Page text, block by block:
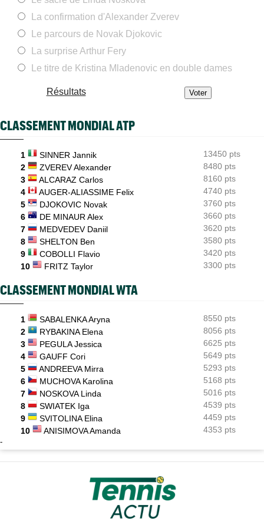
WTA - Toronto
ATP / WTA
Tous les résultats de ce mercredi 5 août 2026 et de la nuit
Les galères continuent pour Sebastian Korda, opéré du dos...
05/08
ATP - Montréal
Arthur Fils lâche un set mais s'en sort pour son "retour"
La confirmation d'Alexander Zverev
Le parcours de Novak Djokovic
La surprise Arthur Fery
Le titre de Kristina Mladenovic en double dames
Résultats
CLASSEMENT MONDIAL ATP
1 SINNER Jannik
13450 pts
2
ZVEREV Alexander
8480 pts
3
ALCARAZ Carlos
8160 pts
4
AUGER-ALIASSIME Felix
4740 pts
5
DJOKOVIC Novak
3760 pts
6
DE MINAUR Alex
3660 pts
7
MEDVEDEV Daniil
3620 pts
8
SHELTON Ben
3580 pts
9
COBOLLI Flavio
3420 pts
10
FRITZ Taylor 3300 pts
CLASSEMENT MONDIAL WTA
1 SABALENKA Aryna
8550 pts
2
RYBAKINA Elena
8056 pts
3
PEGULA Jessica
6625 pts
4
GAUFF Cori
5649 pts
5
ANDREEVA Mirra
5293 pts
6
MUCHOVA Karolina
5168 pts
7
NOSKOVA Linda
5016 pts
8
SWIATEK Iga
4539 pts
9
SVITOLINA Elina
4459 pts
10
ANISIMOVA Amanda 4353 pts
-